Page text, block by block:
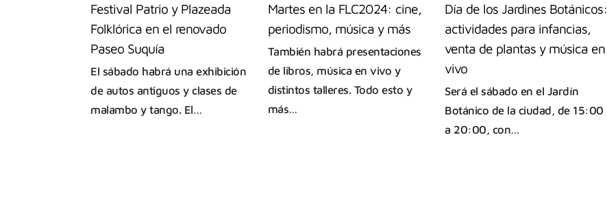
Festival Patrio y Plazeada
Folklórica en el renovado
Paseo Suquía
El sábado habrá una exhibición
de autos antiguos y clases de
malambo y tango. El…
Martes en la FLC2024: cine,
periodismo, música y más
También habrá presentaciones
de libros, música en vivo y
distintos talleres. Todo esto y
más…
Día de los Jardines Botánicos:
actividades para infancias,
venta de plantas y música en
vivo
Será el sábado en el Jardín
Botánico de la ciudad, de 15:00
a 20:00, con…